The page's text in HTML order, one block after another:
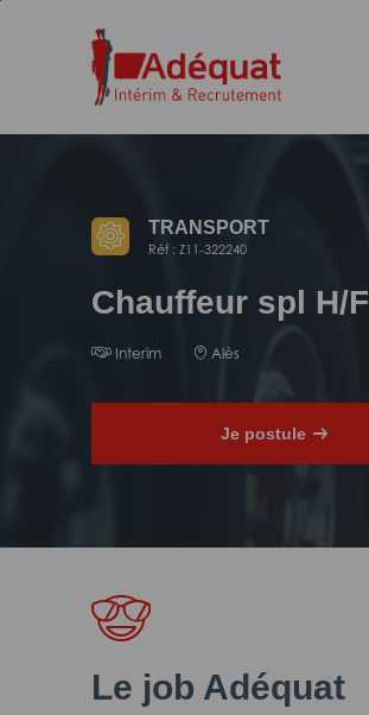
navigation
TRANSPORT
Réf : Z11-322240
Chauffeur spl H/F
Interim Alès
Je postule
Le job Adéquat